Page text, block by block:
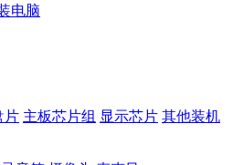
电脑
片 主板芯片组 显示芯片 其他装机